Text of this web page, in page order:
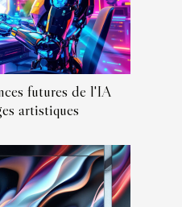
futures de l'IA
artistiques